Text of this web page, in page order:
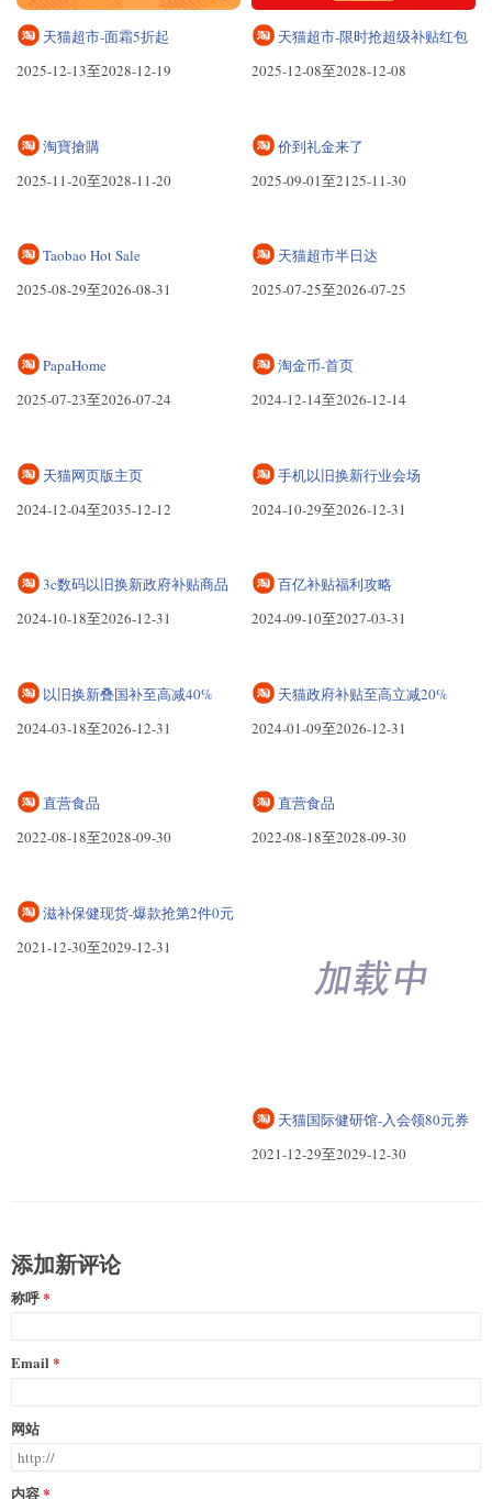
天猫超市-面霜5折起
2025-12-13至2028-12-19
天猫超市-限时抢超级补贴红包
2025-12-08至2028-12-08
淘寶搶購
2025-11-20至2028-11-20
价到礼金来了
2025-09-01至2125-11-30
Taobao Hot Sale
2025-08-29至2026-08-31
天猫超市半日达
2025-07-25至2026-07-25
PapaHome
2025-07-23至2026-07-24
淘金币-首页
2024-12-14至2026-12-14
天猫网页版主页
2024-12-04至2035-12-12
手机以旧换新行业会场
2024-10-29至2026-12-31
3c数码以旧换新政府补贴商品
2024-10-18至2026-12-31
百亿补贴福利攻略
2024-09-10至2027-03-31
以旧换新叠国补至高减40%
2024-03-18至2026-12-31
天猫政府补贴至高立减20%
2024-01-09至2026-12-31
直营食品
2022-08-18至2028-09-30
Email